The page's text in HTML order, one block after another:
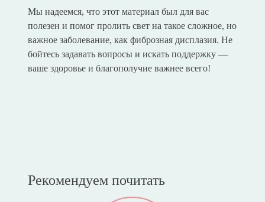
Мы надеемся, что этот материал был для вас
полезен и помог пролить свет на такое сложное, но
важное заболевание, как фиброзная дисплазия. Не
бойтесь задавать вопросы и искать поддержку —
ваше здоровье и благополучие важнее всего!
Рекомендуем почитать